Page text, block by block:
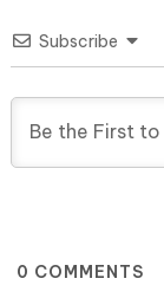
Subscribe
0 COMMENTS